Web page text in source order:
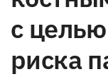
с
риска